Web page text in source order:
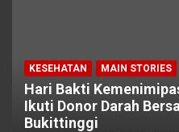
KESEHATAN MAIN STORIES
Hari Bakti
Ikuti Donor Darah
Bukittinggi